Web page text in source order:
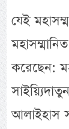
যেই
করেছেন:
আলাইহাস